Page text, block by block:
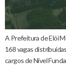
A Prefeitura de Elói
168 vagas
cargos de Nível